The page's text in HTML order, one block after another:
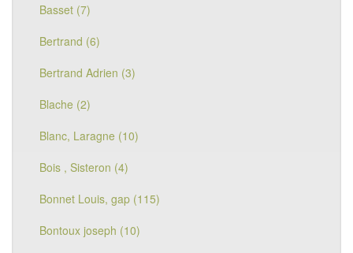
Basset (7)
Bertrand (6)
Bertrand Adrien (3)
Blache (2)
Blanc, Laragne (10)
Bois , Sisteron (4)
Bonnet Louis, gap (115)
Bontoux joseph (10)